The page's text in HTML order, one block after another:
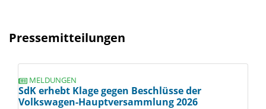
Pressemitteilungen
MELDUNGEN
SdK erhebt Klage gegen Beschlüsse der
Volkswagen-Hauptversammlung 2026